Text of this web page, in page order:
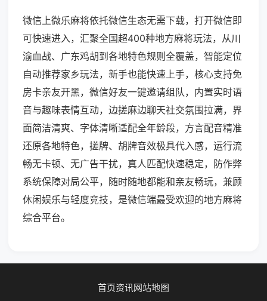
微信上微乐麻将依托微信生态无需下载，打开微信即
可快速进入，汇聚全国超400种地方麻将玩法，从川
渝血战、广东鸡胡到各地特色规则全覆盖，智能定位
自动推荐家乡玩法，新手也能快速上手，核心支持免
房卡亲友开黑，微信好友一键邀请组队，内置实时语
音与趣味表情互动，边搓麻边聊天社交氛围拉满，界
面简洁清爽、字体清晰适配全年龄段，方言配音精准
还原各地特色，搓牌、胡牌音效极具代入感，运行流
畅无卡顿、无广告干扰，真人匹配快速稳定，防作弊
系统保障对局公平，随时随地都能和亲友畅玩，兼顾
休闲娱乐与轻度竞技，是微信端最受欢迎的地方麻将
综合平台。
首页资讯网站地图